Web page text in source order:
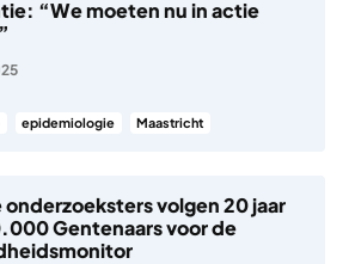
“We moeten nu in actie
epidemiologie Maastricht
onderzoeksters volgen 20 jaar
Gentenaars voor de